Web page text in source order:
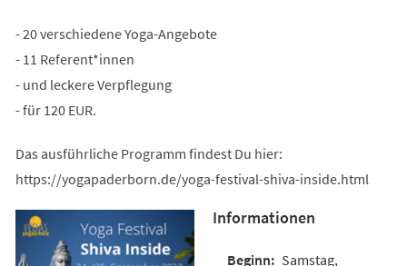
- 20 verschiedene Yoga-Angebote
- 11 Referent*innen
- und leckere Verpflegung
- für 120 EUR.
Das ausführliche Programm findest Du hier:
https://yogapaderborn.de/yoga-festival-shiva-inside.html
Informationen
Samstag,